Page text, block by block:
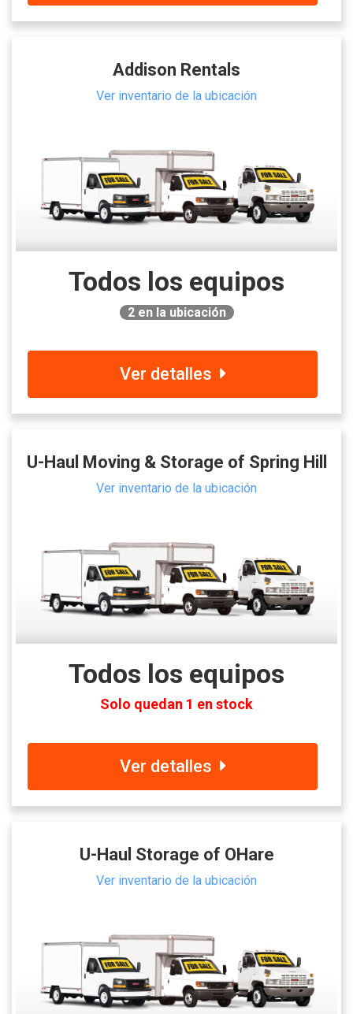
Addison Rentals
Ver inventario de la ubicación
Todos los equipos
2en la ubicación
Ver detalles
U-Haul Moving & Storage of Spring Hill
Ver inventario de la ubicación
Todos los equipos
Solo quedan 1 en stock
Ver detalles
U-Haul Storage of OHare
Ver inventario de la ubicación